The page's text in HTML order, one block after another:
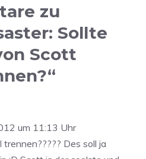
zu
Sollte
Scott
um 11:13 Uhr
Des soll ja